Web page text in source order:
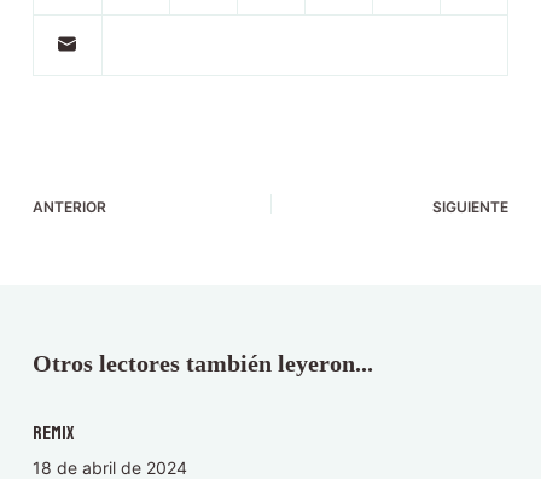
ANTERIOR SIGUIENTE
Otros lectores también leyeron...
Remix
18 de abril de 2024